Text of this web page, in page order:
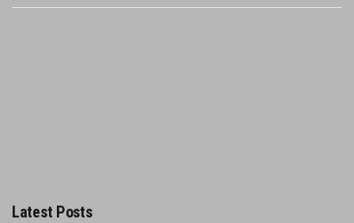
Latest Posts